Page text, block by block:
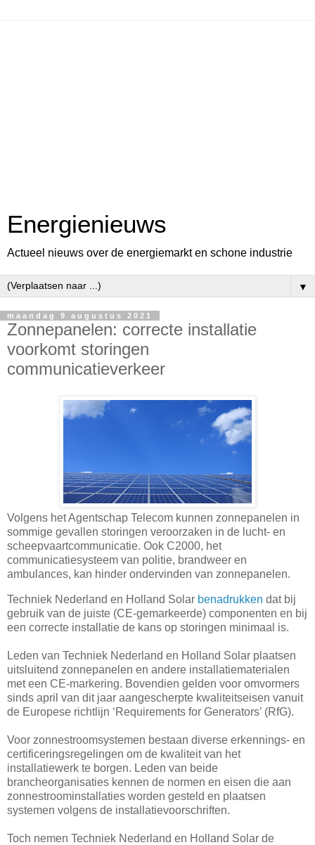
Energienieuws
Actueel nieuws over de energiemarkt en schone industrie
▼
maandag 9 augustus 2021
Zonnepanelen: correcte installatie
voorkomt storingen
communicatieverkeer
Volgens het Agentschap Telecom kunnen zonnepanelen in
sommige gevallen storingen veroorzaken in de lucht- en
scheepvaartcommunicatie. Ook C2000, het
communicatiesysteem van politie, brandweer en
ambulances, kan hinder ondervinden van zonnepanelen.
Techniek Nederland en Holland Solar benadrukken dat bij
gebruik van de juiste (CE-gemarkeerde) componenten en bij
een correcte installatie de kans op storingen minimaal is.
Leden van Techniek Nederland en Holland Solar plaatsen
uitsluitend zonnepanelen en andere installatiematerialen
met een CE-markering. Bovendien gelden voor omvormers
sinds april van dit jaar aangescherpte kwaliteitseisen vanuit
de Europese richtlijn ‘Requirements for Generators’ (RfG).
Voor zonnestroomsystemen bestaan diverse erkennings- en
certificeringsregelingen om de kwaliteit van het
installatiewerk te borgen. Leden van beide
brancheorganisaties kennen de normen en eisen die aan
zonnestroominstallaties worden gesteld en plaatsen
systemen volgens de installatievoorschriften.
Toch nemen Techniek Nederland en Holland Solar de